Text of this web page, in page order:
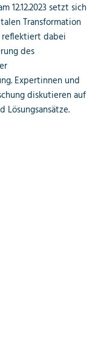
12.12.2023 setzt sich
Transformation
reflektiert dabei
des
Expertinnen und
diskutieren auf